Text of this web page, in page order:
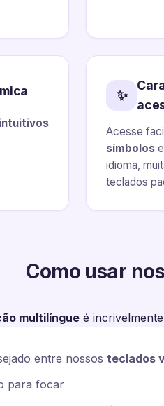
✨
Acesse
símbolos
idioma,
teclados
Como usar
multilíngue é
entre nossos teclados
para focar